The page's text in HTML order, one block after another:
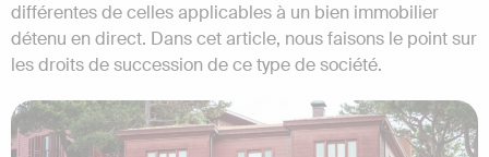
différentes de celles applicables à un bien immobilier
détenu en direct. Dans cet article, nous faisons le point sur
les droits de succession de ce type de société.